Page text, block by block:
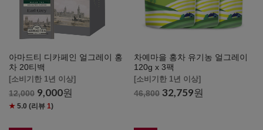
아마드티 디카페인 얼그레이 홍
차 20티백
[소비기한 1년 이상]
12,000 9,000원
★ 5.0 (리뷰 1)
차예마을 홍차 유기농 얼그레이
120g x 3팩
[소비기한 1년 이상]
46,800 32,759원